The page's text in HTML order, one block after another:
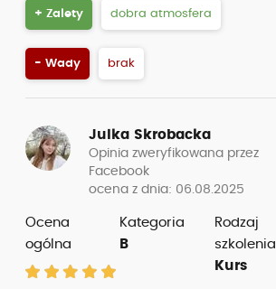
+ Zalety dobra atmosfera
- Wady brak
Julka Skrobacka
Opinia zweryfikowana przez
Facebook
ocena z dnia: 06.08.2025
Ocena
ogólna
Kategoria
B
Rodzaj
szkolenia
Kurs